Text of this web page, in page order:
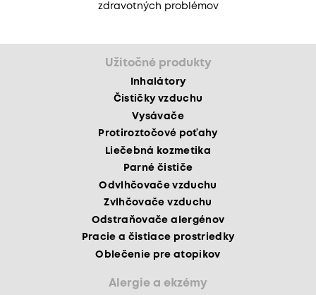
zdravotných problémov
Užitočné produkty
Inhalátory
Čističky vzduchu
Vysávače
Protiroztočové poťahy
Liečebná kozmetika
Parné čističe
Odvlhčovače vzduchu
Zvlhčovače vzduchu
Odstraňovače alergénov
Pracie a čistiace prostriedky
Oblečenie pre atopikov
Alergie a ekzémy